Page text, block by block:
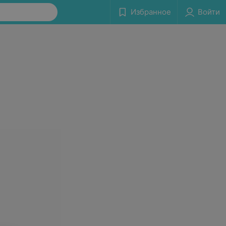
Избранное Войти